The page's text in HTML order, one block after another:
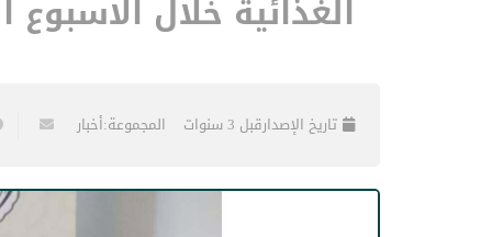
الغذائية خلال
تاريخ الإصدارقبل 3 سنوات المجموعة:أخبار